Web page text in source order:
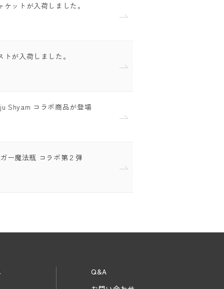
ットが入荷しました。
が入荷しました。
Shyam コラボ商品が登場
ー魔法瓶 コラボ第２弾
Q&A